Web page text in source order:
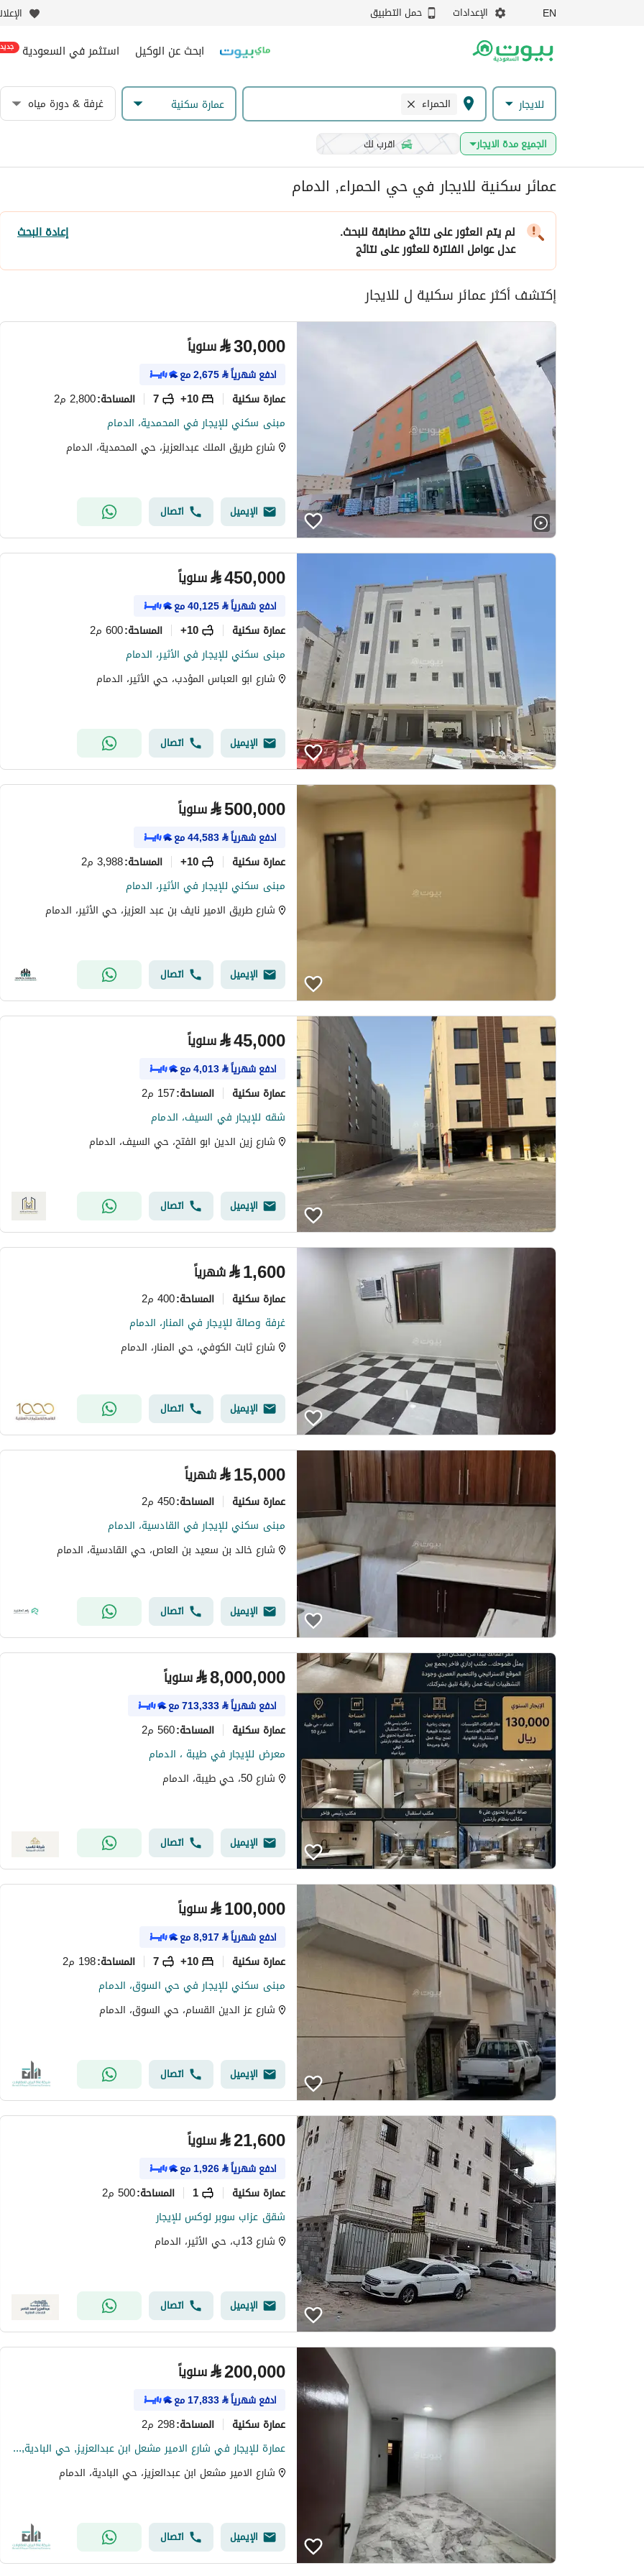
EN الإعدادات حمل التطبيق
ابحث عن الوكيل استثمر في السعودية جديد
للايجار الحمراء عمارة سكنية غرفة & دورة مياه
الجميع مدة الايجار اقرب لك
عمائر سكنية للايجار في حي الحمراء, الدمام
لم يتم العثور على نتائج مطابقة للبحث. إعادة البحث
عدل عوامل الفلترةللعثور على نتائج
إكتشف أكثر عمائر سكنية ل للايجار
⃁30,000 سنوياً
ادفع شهرياً⃁
2,675مع
عمارة سكنية 10+
7 المساحة:2,800 م2
مبنى سكني للإيجار في المحمدية، الدمام
شارع طريق الملك عبدالعزيز، حي المحمدية، الدمام
الإيميل اتصال
⃁450,000 سنوياً
ادفع شهرياً⃁
40,125مع
عمارة سكنية 10+ المساحة:600 م2
مبنى سكني للإيجار في الأثير، الدمام
شارع ابو العباس المؤدب، حي الأثير، الدمام
الإيميل اتصال
⃁500,000 سنوياً
ادفع شهرياً⃁
44,583مع
عمارة سكنية 10+ المساحة:3,988 م2
مبنى سكني للإيجار في الأثير، الدمام
شارع طريق الامير نايف بن عبد العزيز، حي الأثير، الدمام
الإيميل اتصال
⃁45,000 سنوياً
ادفع شهرياً⃁
4,013مع
عمارة سكنية المساحة:157 م2
شقه للإيجار في السيف، الدمام
شارع زين الدين ابو الفتح، حي السيف، الدمام
الإيميل اتصال
⃁1,600 شهرياً
عمارة سكنية المساحة:400 م2
غرفة وصالة للإيجار في المنار، الدمام
شارع ثابت الكوفي، حي المنار، الدمام
الإيميل اتصال
⃁15,000 شهرياً
عمارة سكنية المساحة:450 م2
مبنى سكني للإيجار في القادسية، الدمام
شارع خالد بن سعيد بن العاص، حي القادسية، الدمام
الإيميل اتصال
⃁8,000,000 سنوياً
ادفع شهرياً⃁
713,333مع
عمارة سكنية المساحة:560 م2
معرض للإيجار في طيبة ، الدمام
شارع 50، حي طيبة، الدمام
الإيميل اتصال
⃁100,000 سنوياً
ادفع شهرياً⃁
8,917مع
عمارة سكنية 10+
7 المساحة:198 م2
مبنى سكني للإيجار في حي السوق، الدمام
شارع عز الدين القسام، حي السوق، الدمام
الإيميل اتصال
⃁21,600 سنوياً
ادفع شهرياً⃁
1,926مع
عمارة سكنية 1 المساحة:500 م2
شقق عزاب سوبر لوكس للإيجار
شارع 13ب، حي الأثير، الدمام
الإيميل اتصال
⃁200,000 سنوياً
ادفع شهرياً⃁
17,833مع
عمارة سكنية المساحة:298 م2
عمارة للإيجار في شارع الامير مشعل ابن عبدالعزيز, حي البادية, مدينة الدمام
شارع الامير مشعل ابن عبدالعزيز، حي البادية، الدمام
الإيميل اتصال